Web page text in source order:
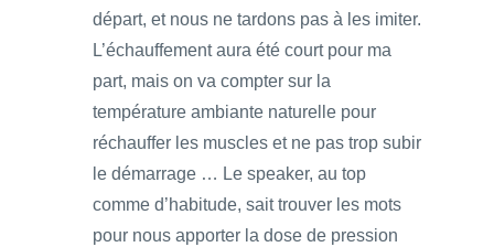
départ, et nous ne tardons pas à les imiter.
L’échauffement aura été court pour ma
part, mais on va compter sur la
température ambiante naturelle pour
réchauffer les muscles et ne pas trop subir
le démarrage … Le speaker, au top
comme d’habitude, sait trouver les mots
pour nous apporter la dose de pression